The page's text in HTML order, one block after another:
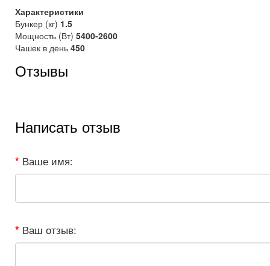
Характеристики
Бункер (кг) 1.5
Мощность (Вт) 5400-2600
Чашек в день 450
Отзывы
Написать отзыв
Ваше имя:
Ваш отзыв: